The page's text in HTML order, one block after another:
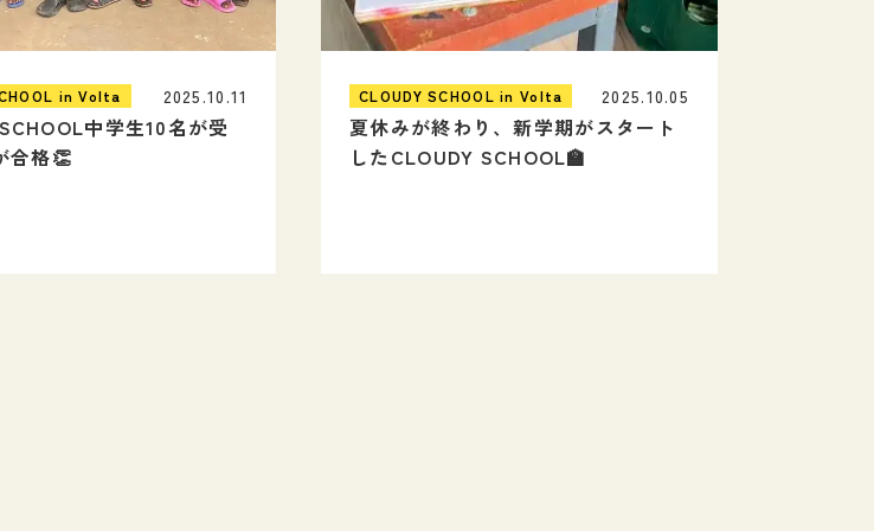
in Volta
中学生10名が受
合格👏
2025.10.11 CLOUDY SCHOOL in Volta
夏休みが終わり、新学期がスタート
したCLOUDY SCHOOL🏫
2025.10.05